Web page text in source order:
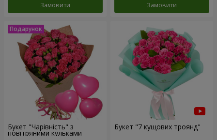
Замовити Замовити
Букет "Чарівність" з
повітряними кульками
Букет "7 кущових троянд"